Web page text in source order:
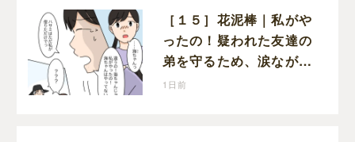
［１５］花泥棒｜私がや
ったの！疑われた友達の
弟を守るため、涙ながら
に自分が犯人だと名乗り
1日前